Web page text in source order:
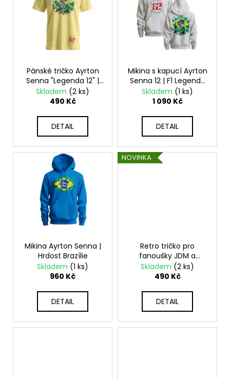
Pánské tričko Ayrton
Senna "Legenda 12" |
Vítězství v barvách
Brazílie
Skladem (2 ks)
490 Kč
DETAIL
Mikina s kapucí Ayrton
Senna 12 | F1 Legenda
& Brazílie
Skladem (1 ks)
1 090 Kč
DETAIL
Mikina Ayrton Senna |
Hrdost Brazílie
Skladem (1 ks)
960 Kč
DETAIL
NOVINKA
Retro tričko pro
fanoušky JDM a
tuningu | Motiv
japonské sportovní
Skladem (2 ks)
490 Kč
DETAIL